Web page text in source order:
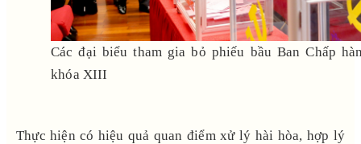
Các đại biểu tham gia bỏ phiếu bầu Ban Chấp
khóa XIII
Thực hiện có hiệu quả quan điểm xử lý hài hòa, hợp lý